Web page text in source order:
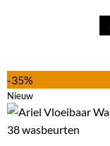
-35%
Nieuw